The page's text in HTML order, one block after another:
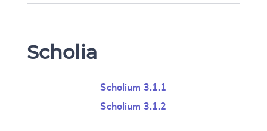
Scholia
Scholium 3.1.1
Scholium 3.1.2